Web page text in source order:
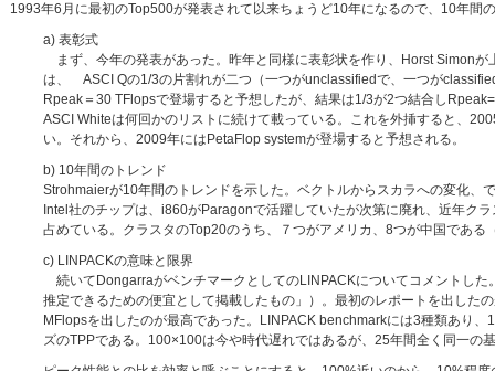
1993年6月に最初のTop500が発表されて以来ちょうど10年になるので、10年間
a) 表彰式
まず、今年の発表があった。昨年と同様に表彰状を作り、Horst Simon
は、 ASCI Qの1/3の片割れが二つ（一つがunclassifiedで、一つが
Rpeak＝30 TFlopsで登場すると予想したが、結果は1/3が2つ結合し
ASCI Whiteは何回かのリストに続けて載っている。これを外挿すると、
い。それから、2009年にはPetaFlop systemが登場すると予想される。
b) 10年間のトレンド
Strohmaierが10年間のトレンドを示した。ベクトルからスカラへの変化、
Intel社のチップは、i860がParagonで活躍していたが次第に廃れ、近年ク
占めている。クラスタのTop20のうち、７つがアメリカ、8つが中国である
c) LINPACKの意味と限界
続いてDongarraがベンチマークとしてのLINPACKについてコメントし
推定できるための便宜として掲載したもの」）。最初のレポートを出し
MFlopsを出したのが最高であった。LINPACK benchmarkには3種類あり
ズのTPPである。100×100は今や時代遅れではあるが、25年間全く同一の